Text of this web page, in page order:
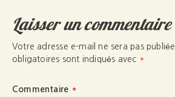
Laisser un commentaire
Votre adresse e-mail ne sera pas publiée.
obligatoires sont indiqués avec *
Commentaire *